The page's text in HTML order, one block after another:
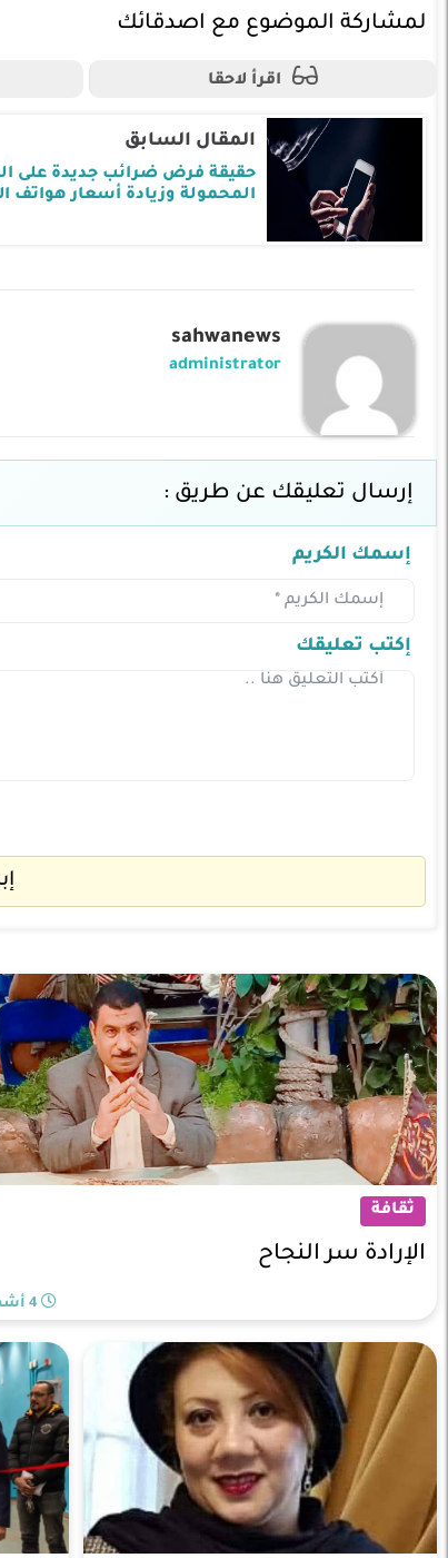
لمشاركة الموضوع مع اصدقائك
اقرأ لاحقا
المقال السابق
حقيقة فرض ضرائب جديدة على
المحمولة وزيادة أسعار هواتف
sahwanews
administrator
إرسال تعليقك عن طريق :
إسمك الكريم
إكتب تعليقك
ثقافة
الإرادة سر النجاح
4 أشهر